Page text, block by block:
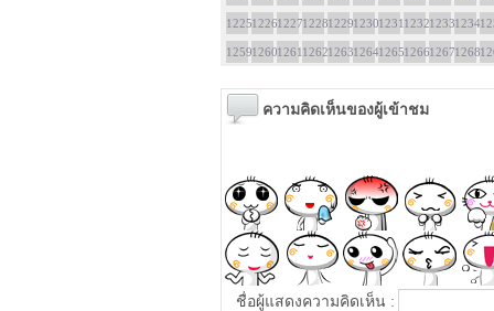
1225122612271228122912301231123212331234
1259126012611262126312641265126612671268
ความคิดเห็นของผู้เข้าชม
ชื่อผู้แสดงความคิดเห็น :